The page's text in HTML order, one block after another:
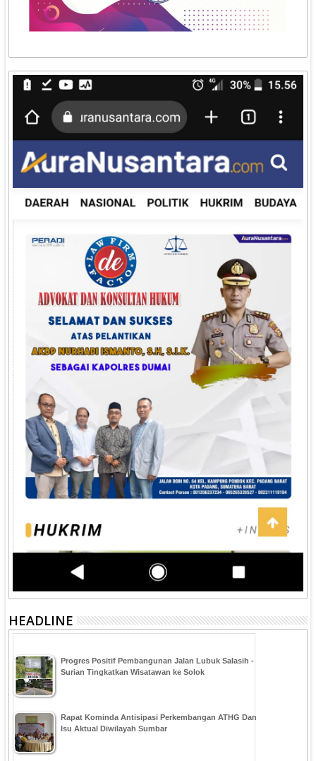
HEADLINE
Progres Positif Pembangunan Jalan Lubuk Salasih -
Surian Tingkatkan Wisatawan ke Solok
Rapat Kominda Antisipasi Perkembangan ATHG Dan
Isu Aktual Diwilayah Sumbar